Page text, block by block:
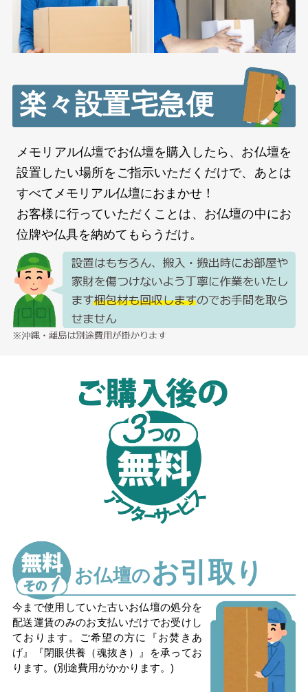
楽々設置宅急便
メモリアル仏壇でお仏壇を購入したら、お仏壇を
設置したい場所をご指示いただくだけで、あとは
すべてメモリアル仏壇におまかせ！
お客様に行っていただくことは、お仏壇の中にお
位牌や仏具を納めてもらうだけ。
お仏壇のお引取り
今まで使用していた古いお仏壇の処分を
配送運賃のみのお支払いだけでお受けし
ております。ご希望の方に『お焚きあ
げ』『閉眼供養（魂抜き）』を承ってお
ります。(別途費用がかかります。)